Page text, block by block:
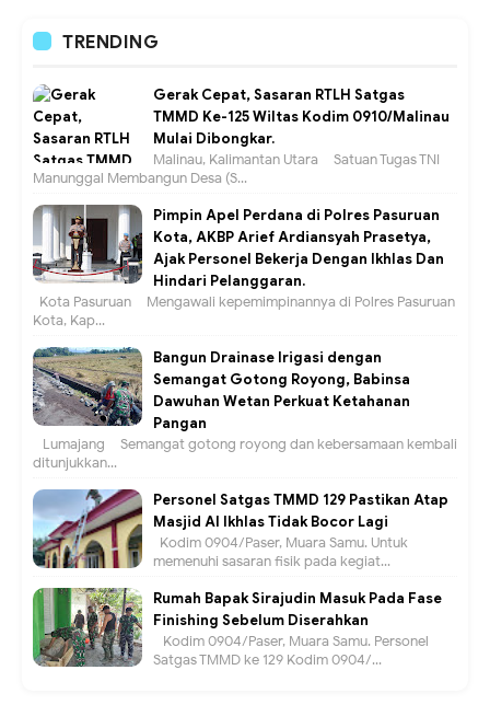
TRENDING
Gerak Cepat, Sasaran RTLH Satgas
TMMD Ke-125 Wiltas Kodim 0910/Malinau
Mulai Dibongkar.
Malinau, Kalimantan Utara – Satuan Tugas TNI
Manunggal Membangun Desa (S...
Pimpin Apel Perdana di Polres Pasuruan
Kota, AKBP Arief Ardiansyah Prasetya,
Ajak Personel Bekerja Dengan Ikhlas Dan
Hindari Pelanggaran.
Kota Pasuruan – Mengawali kepemimpinannya di Polres Pasuruan
Kota, Kap...
Bangun Drainase Irigasi dengan
Semangat Gotong Royong, Babinsa
Dawuhan Wetan Perkuat Ketahanan
Pangan
Lumajang – Semangat gotong royong dan kebersamaan kembali
ditunjukkan...
Personel Satgas TMMD 129 Pastikan Atap
Masjid Al Ikhlas Tidak Bocor Lagi
Kodim 0904/Paser, Muara Samu. Untuk
memenuhi sasaran fisik pada kegiat...
Rumah Bapak Sirajudin Masuk Pada Fase
Finishing Sebelum Diserahkan
Kodim 0904/Paser, Muara Samu. Personel
Satgas TMMD ke 129 Kodim 0904/...